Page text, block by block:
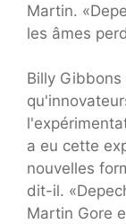
Martin.
les âmes
Billy
a eu cette
nouvelles
dit-il.
Martin Gore